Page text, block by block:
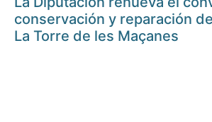
conservación y reparación
La Torre de les Maçanes